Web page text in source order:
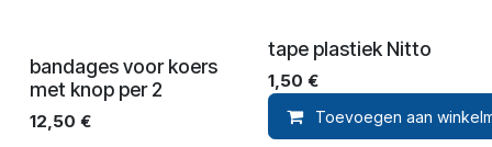
bandages voor koers
met knop per 2
12,50 €
tape plastiek Nitto
1,50 €
Toevoegen aan